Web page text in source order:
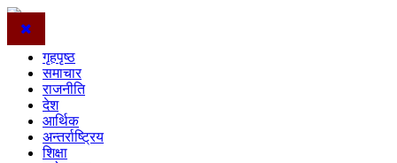
गृहपृष्ठ
समाचार
राजनीति
देश
आर्थिक
अन्तर्राष्ट्रिय
शिक्षा